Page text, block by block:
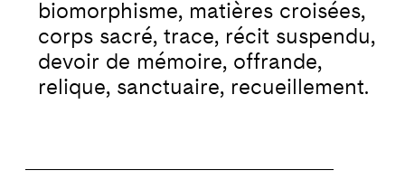
biomorphisme, matières croisées,
corps sacré, trace, récit suspendu,
devoir de mémoire, offrande,
relique, sanctuaire, recueillement.